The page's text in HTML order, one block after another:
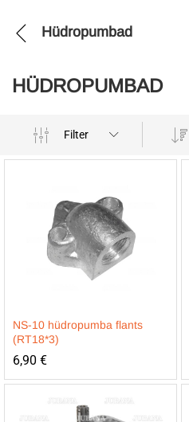
Hüdropumbad
HÜDROPUMBAD
Filter
NS-10 hüdropumba flants
(RT18*3)
6,90 €